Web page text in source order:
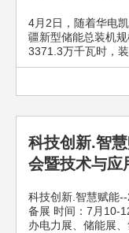
4月2日，随着华电
疆新型储能总装机
3371.3万千瓦时，
科技创新.智
会暨技术与应
科技创新.智慧赋能
备展 时间：7月10-
办电力展、储能展